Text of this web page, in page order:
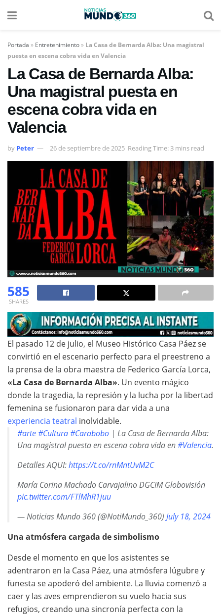
Portada » Entretenimiento» La Casa de Bernarda Alba: Una magistral
puesta en escena cobra vida en Valencia
La Casa de Bernarda Alba:
Una magistral puesta en
escena cobra vida en
Valencia
by Peter 26 de septiembre de 2025 Reading Time: 3 mins read
585
SHARES
El pasado 12 de julio, el Museo Histórico Casa Páez se
convirtió en el escenario perfecto para el preestreno a
la prensa de la obra maestra de Federico García Lorca,
«La Casa de Bernarda Alba». Un evento mágico
donde la tragedia, la represión y la lucha por la libertad
femenina se fusionaron para dar vida a una
experiencia teatral inolvidable.
#arte#Cultura#Carabobo | La Casa de Bernarda Alba:
Una magistral puesta en escena cobra vida en#Valencia.
Detalles AQUI:https://t.co/rnMntUvM2C
María Corina Machado Carvajalino DGCIM Globovisión
pic.twitter.com/FTlMhR1juu
— Noticias Mundo 360 (@NotiMundo_360) July 18, 2024
Una atmósfera cargada de simbolismo
Desde el momento en que los asistentes se
adentraron en la Casa Páez, una atmósfera lúgubre y
funesta se apoderó del ambiente. La lluvia comenzó a
caer y las aves emprendieron su vuelo hacia sus
refugios, creando una sincronía perfecta con la